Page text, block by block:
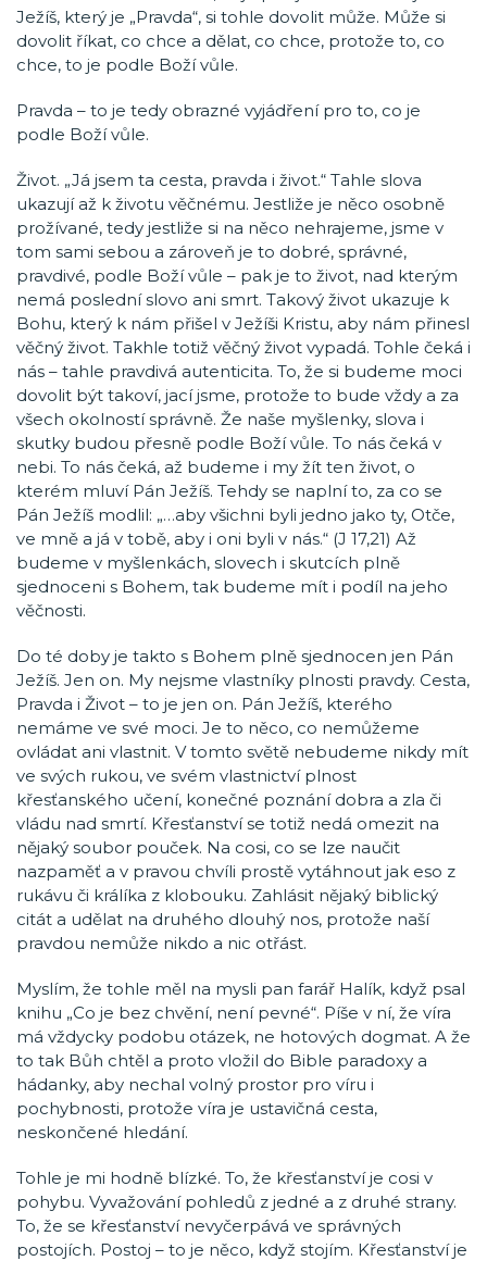
Ježíš, který je „Pravda“, si tohle dovolit může. Může si
dovolit říkat, co chce a dělat, co chce, protože to, co
chce, to je podle Boží vůle.
Pravda – to je tedy obrazné vyjádření pro to, co je
podle Boží vůle.
Život. „Já jsem ta cesta, pravda i život.“ Tahle slova
ukazují až k životu věčnému. Jestliže je něco osobně
prožívané, tedy jestliže si na něco nehrajeme, jsme v
tom sami sebou a zároveň je to dobré, správné,
pravdivé, podle Boží vůle – pak je to život, nad kterým
nemá poslední slovo ani smrt. Takový život ukazuje k
Bohu, který k nám přišel v Ježíši Kristu, aby nám přinesl
věčný život. Takhle totiž věčný život vypadá. Tohle čeká i
nás – tahle pravdivá autenticita. To, že si budeme moci
dovolit být takoví, jací jsme, protože to bude vždy a za
všech okolností správně. Že naše myšlenky, slova i
skutky budou přesně podle Boží vůle. To nás čeká v
nebi. To nás čeká, až budeme i my žít ten život, o
kterém mluví Pán Ježíš. Tehdy se naplní to, za co se
Pán Ježíš modlil: „…aby všichni byli jedno jako ty, Otče,
ve mně a já v tobě, aby i oni byli v nás.“ (J 17,21) Až
budeme v myšlenkách, slovech i skutcích plně
sjednoceni s Bohem, tak budeme mít i podíl na jeho
věčnosti.
Do té doby je takto s Bohem plně sjednocen jen Pán
Ježíš. Jen on. My nejsme vlastníky plnosti pravdy. Cesta,
Pravda i Život – to je jen on. Pán Ježíš, kterého
nemáme ve své moci. Je to něco, co nemůžeme
ovládat ani vlastnit. V tomto světě nebudeme nikdy mít
ve svých rukou, ve svém vlastnictví plnost
křesťanského učení, konečné poznání dobra a zla či
vládu nad smrtí. Křesťanství se totiž nedá omezit na
nějaký soubor pouček. Na cosi, co se lze naučit
nazpaměť a v pravou chvíli prostě vytáhnout jak eso z
rukávu či králíka z klobouku. Zahlásit nějaký biblický
citát a udělat na druhého dlouhý nos, protože naší
pravdou nemůže nikdo a nic otřást.
Myslím, že tohle měl na mysli pan farář Halík, když psal
knihu „Co je bez chvění, není pevné“. Píše v ní, že víra
má vždycky podobu otázek, ne hotových dogmat. A že
to tak Bůh chtěl a proto vložil do Bible paradoxy a
hádanky, aby nechal volný prostor pro víru i
pochybnosti, protože víra je ustavičná cesta,
neskončené hledání.
Tohle je mi hodně blízké. To, že křesťanství je cosi v
pohybu. Vyvažování pohledů z jedné a z druhé strany.
To, že se křesťanství nevyčerpává ve správných
postojích. Postoj – to je něco, když stojím. Křesťanství je